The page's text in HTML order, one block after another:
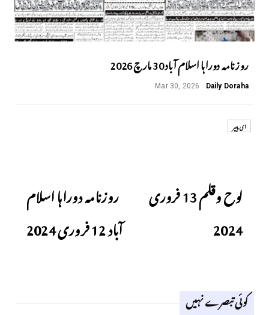
روزنامہ دوراہا اسلام آباد 30 مارچ 2026
Daily Doraha
Mar 30, 2026
ای پیپر
لوح وقلم 13 فروری
2024
روزنامہ دوراہا اسلام
آباد 12 فروری 2024
کوئی تبصرے نہیں